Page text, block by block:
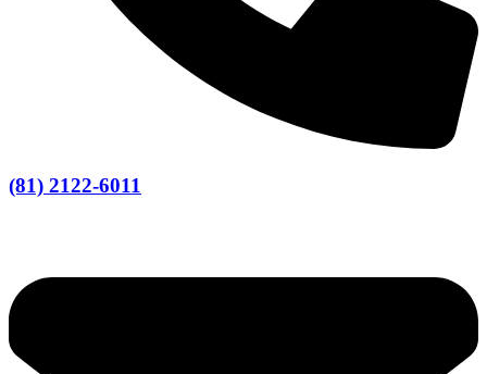
(81) 2122-6011